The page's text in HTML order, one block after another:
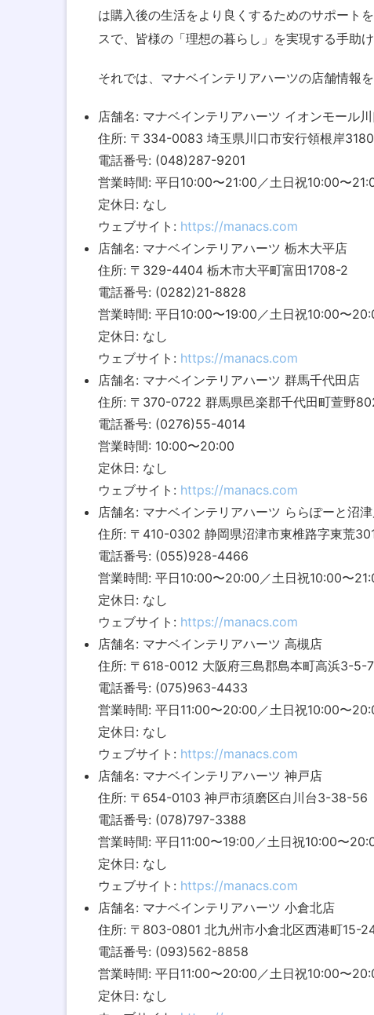
は購入後の生活をより良くするためのサポート
スで、皆様の「理想の暮らし」を実現する手助け
それでは、マナベインテリアハーツの店舗情報
店舗名: マナベインテリアハーツ イオンモール
住所: 〒334-0083 埼玉県川口市安行領根岸
電話番号: (048)287-9201
営業時間: 平日10:00〜21:00／土日祝10:00〜
定休日: なし
ウェブサイト: https://manacs.com
店舗名: マナベインテリアハーツ 栃木大平店
住所: 〒329-4404 栃木市大平町富田1708-2
電話番号: (0282)21-8828
営業時間: 平日10:00〜19:00／土日祝10:00〜
定休日: なし
ウェブサイト: https://manacs.com
店舗名: マナベインテリアハーツ 群馬千代田店
住所: 〒370-0722 群馬県邑楽郡千代田町萱野
電話番号: (0276)55-4014
営業時間: 10:00〜20:00
定休日: なし
ウェブサイト: https://manacs.com
店舗名: マナベインテリアハーツ ららぽーと沼
住所: 〒410-0302 静岡県沼津市東椎路字東荒
電話番号: (055)928-4466
営業時間: 平日10:00〜20:00／土日祝10:00〜
定休日: なし
ウェブサイト: https://manacs.com
店舗名: マナベインテリアハーツ 高槻店
住所: 〒618-0012 大阪府三島郡島本町高浜3-5-7
電話番号: (075)963-4433
営業時間: 平日11:00〜20:00／土日祝10:00〜
定休日: なし
ウェブサイト: https://manacs.com
店舗名: マナベインテリアハーツ 神戸店
住所: 〒654-0103 神戸市須磨区白川台3-38-56
電話番号: (078)797-3388
営業時間: 平日11:00〜19:00／土日祝10:00〜
定休日: なし
ウェブサイト: https://manacs.com
店舗名: マナベインテリアハーツ 小倉北店
住所: 〒803-0801 北九州市小倉北区西港町15-
電話番号: (093)562-8858
営業時間: 平日11:00〜20:00／土日祝10:00〜
定休日: なし